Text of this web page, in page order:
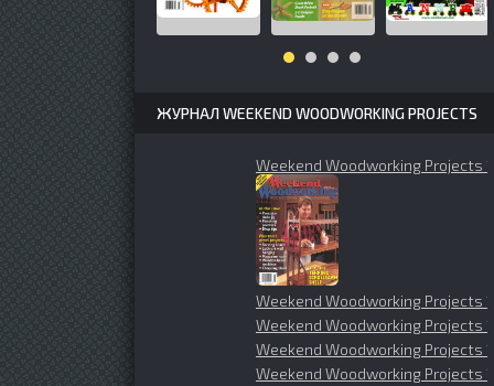
ЖУРНАЛ WEEKEND WOODWORKING PROJECTS
Weekend Woodworking Projects
Weekend Woodworking Projects
Weekend Woodworking Projects
Weekend Woodworking Projects
Weekend Woodworking Projects